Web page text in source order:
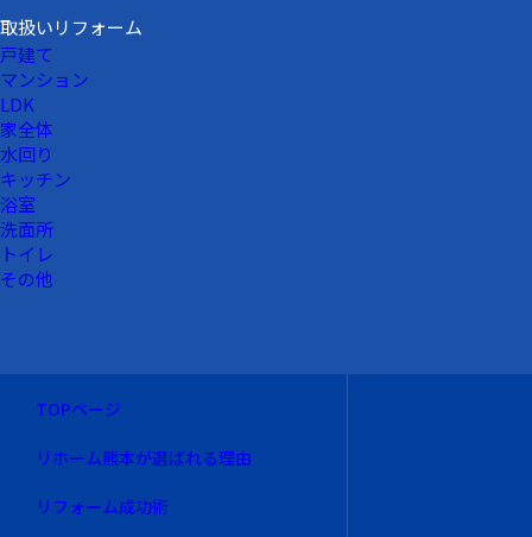
取扱いリフォーム
戸建て
マンション
LDK
家全体
水回り
キッチン
浴室
洗面所
トイレ
その他
TOPページ
リホーム熊本が選ばれる理由
リフォーム成功術